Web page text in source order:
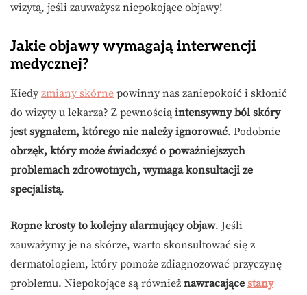
wizytą, jeśli zauważysz niepokojące objawy!
Jakie objawy wymagają interwencji
medycznej?
Kiedy zmiany skórne powinny nas zaniepokoić i skłonić
do wizyty u lekarza? Z pewnością intensywny ból skóry
jest sygnałem, którego nie należy ignorować. Podobnie
obrzęk, który może świadczyć o poważniejszych
problemach zdrowotnych, wymaga konsultacji ze
specjalistą.
Ropne krosty to kolejny alarmujący objaw. Jeśli
zauważymy je na skórze, warto skonsultować się z
dermatologiem, który pomoże zdiagnozować przyczynę
problemu. Niepokojące są również nawracające stany